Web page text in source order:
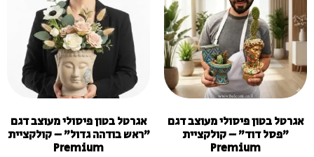
אגרטל בטון פיסולי מעוצב דגם
"פסל דוד" – קולקציית
Premium
אגרטל בטון פיסולי מעוצב דגם
"ראש בודהה גדול" – קולקציית
Premium